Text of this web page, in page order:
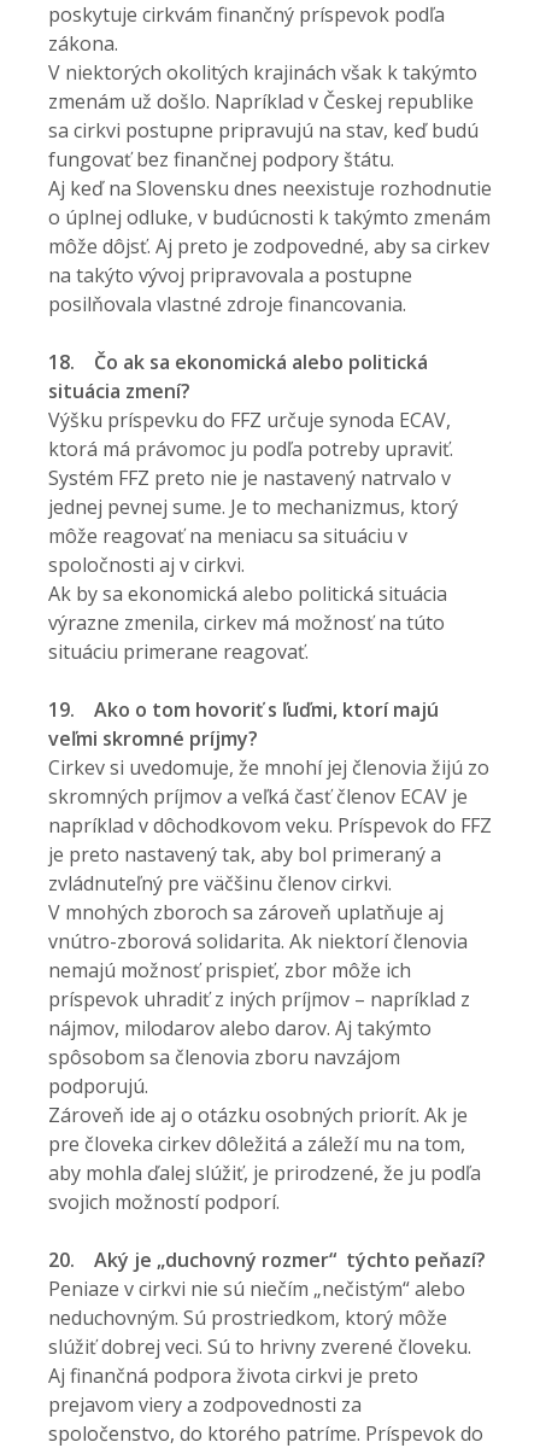
poskytuje cirkvám finančný príspevok podľa
zákona.
V niektorých okolitých krajinách však k takýmto
zmenám už došlo. Napríklad v Českej republike
sa cirkvi postupne pripravujú na stav, keď budú
fungovať bez finančnej podpory štátu.
Aj keď na Slovensku dnes neexistuje rozhodnutie
o úplnej odluke, v budúcnosti k takýmto zmenám
môže dôjsť. Aj preto je zodpovedné, aby sa cirkev
na takýto vývoj pripravovala a postupne
posilňovala vlastné zdroje financovania.
18.
Čo ak sa ekonomická alebo politická
situácia zmení?
Výšku príspevku do FFZ určuje synoda ECAV,
ktorá má právomoc ju podľa potreby upraviť.
Systém FFZ preto nie je nastavený natrvalo v
jednej pevnej sume. Je to mechanizmus, ktorý
môže reagovať na meniacu sa situáciu v
spoločnosti aj v cirkvi.
Ak by sa ekonomická alebo politická situácia
výrazne zmenila, cirkev má možnosť na túto
situáciu primerane reagovať.
19.
Ako o tom hovoriť s ľuďmi, ktorí majú
veľmi skromné príjmy?
Cirkev si uvedomuje, že mnohí jej členovia žijú zo
skromných príjmov a veľká časť členov ECAV je
napríklad v dôchodkovom veku. Príspevok do FFZ
je preto nastavený tak, aby bol primeraný a
zvládnuteľný pre väčšinu členov cirkvi.
V mnohých zboroch sa zároveň uplatňuje aj
vnútro-zborová solidarita. Ak niektorí členovia
nemajú možnosť prispieť, zbor môže ich
príspevok uhradiť z iných príjmov – napríklad z
nájmov, milodarov alebo darov. Aj takýmto
spôsobom sa členovia zboru navzájom
podporujú.
Zároveň ide aj o otázku osobných priorít. Ak je
pre človeka cirkev dôležitá a záleží mu na tom,
aby mohla ďalej slúžiť, je prirodzené, že ju podľa
svojich možností podporí.
20.
Aký je „duchovný rozmer“ týchto peňazí?
Peniaze v cirkvi nie sú niečím „nečistým“ alebo
neduchovným. Sú prostriedkom, ktorý môže
slúžiť dobrej veci. Sú to hrivny zverené človeku.
Aj finančná podpora života cirkvi je preto
prejavom viery a zodpovednosti za
spoločenstvo, do ktorého patríme. Príspevok do